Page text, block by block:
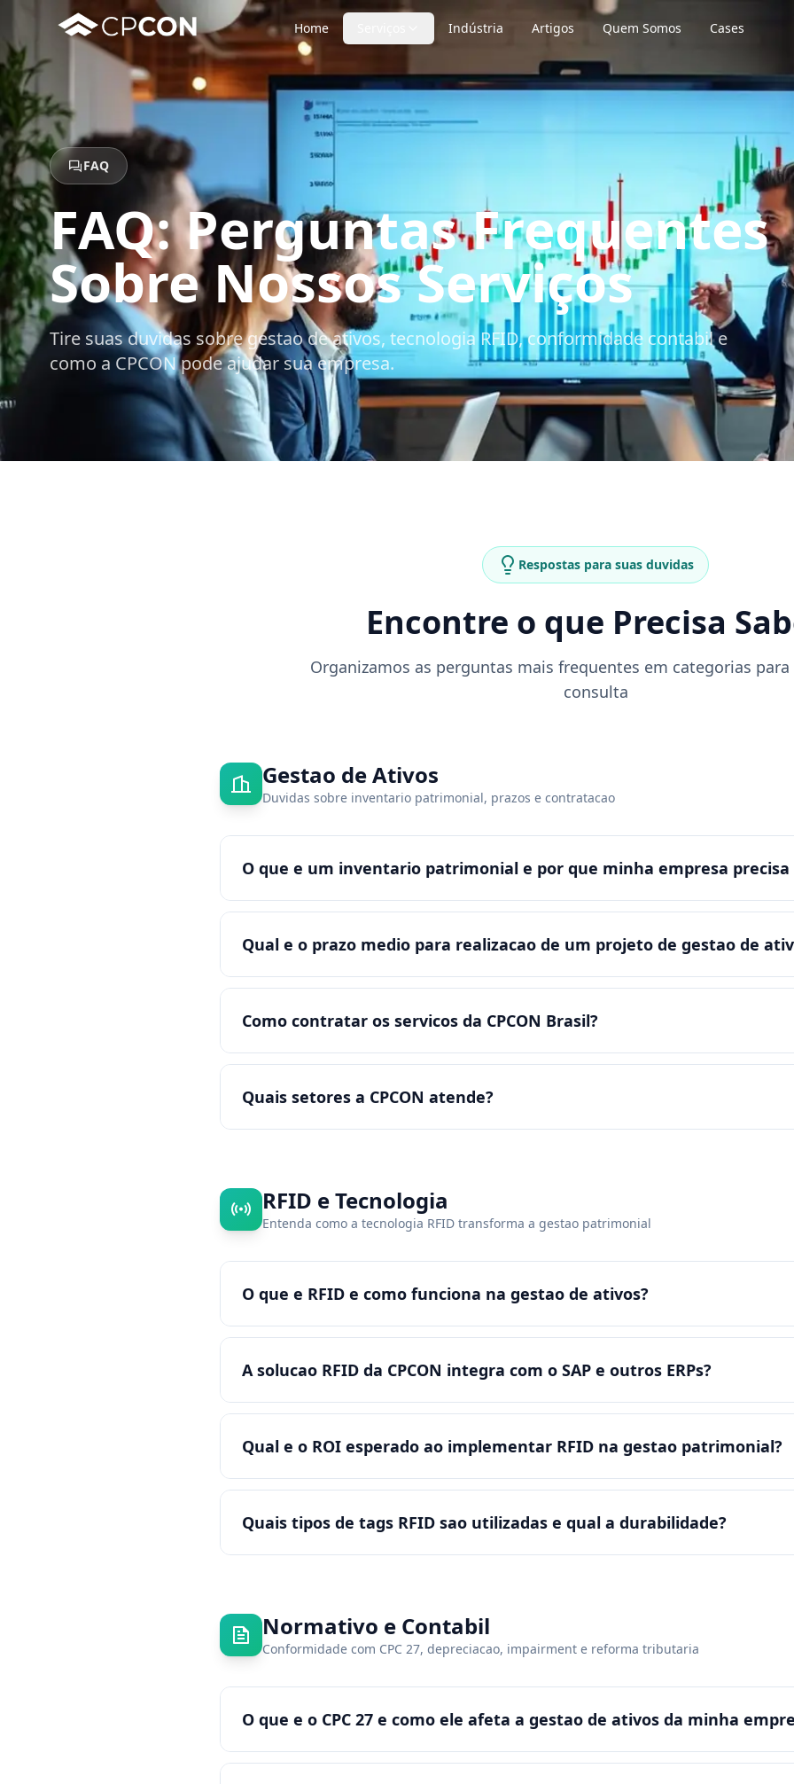
Home Indústria Artigos Quem Somos Cases
FAQ
FAQ: Perguntas Frequentes
Sobre Nossos Serviços
Tire suas duvidas sobre gestao de ativos, tecnologia RFID, conformidade contabil e
como a CPCON pode ajudar sua empresa.
Respostas para suas duvidas
Encontre o que Precisa
Organizamos as perguntas mais frequentes em categorias
consulta
Gestao de Ativos
Duvidas sobre inventario patrimonial, prazos e contratacao
O que e um inventario patrimonial e por que minha empresa precisa
Qual e o prazo medio para realizacao de um projeto de gestao de
Como contratar os servicos da CPCON Brasil?
Quais setores a CPCON atende?
RFID e Tecnologia
Entenda como a tecnologia RFID transforma a gestao patrimonial
O que e RFID e como funciona na gestao de ativos?
A solucao RFID da CPCON integra com o SAP e outros ERPs?
Qual e o ROI esperado ao implementar RFID na gestao patrimonial?
Quais tipos de tags RFID sao utilizadas e qual a durabilidade?
Normativo e Contabil
Conformidade com CPC 27, depreciacao, impairment e reforma tributaria
O que e o CPC 27 e como ele afeta a gestao de ativos da minha